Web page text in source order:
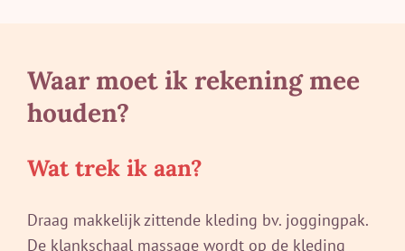
Waar moet ik rekening mee
houden?
Wat trek ik aan?
Draag makkelijk zittende kleding bv. joggingpak.
De klankschaal massage wordt op de kleding